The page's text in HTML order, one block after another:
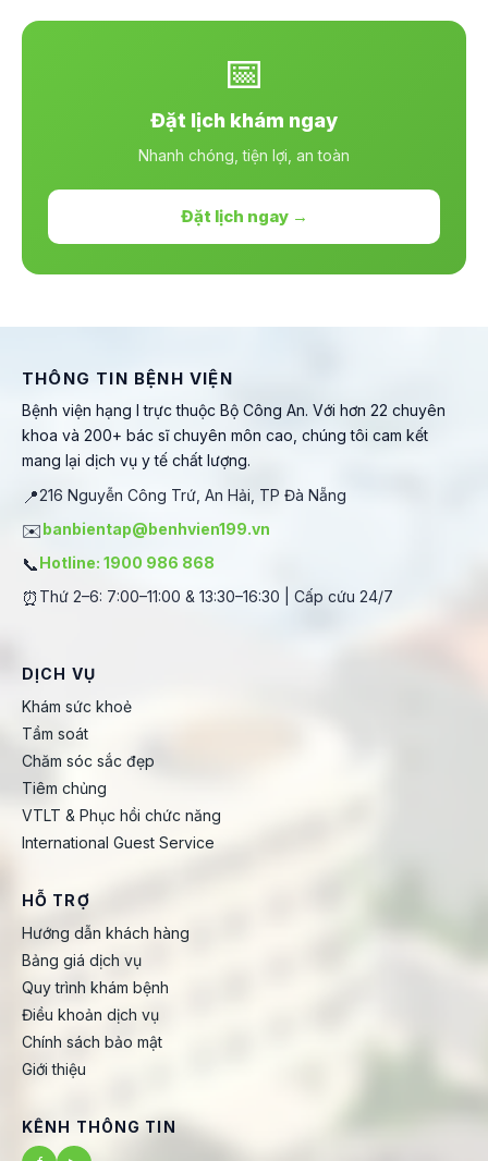
📅
Đặt lịch khám ngay
Nhanh chóng, tiện lợi, an toàn
Đặt lịch ngay →
THÔNG TIN BỆNH VIỆN
Bệnh viện hạng I trực thuộc Bộ Công An. Với hơn 22 chuyên
khoa và 200+ bác sĩ chuyên môn cao, chúng tôi cam kết
mang lại dịch vụ y tế chất lượng.
📍216 Nguyễn Công Trứ, An Hải, TP Đà Nẵng
✉️banbientap@benhvien199.vn
📞Hotline: 1900 986 868
⏰ Thứ 2–6: 7:00–11:00 & 13:30–16:30 | Cấp cứu 24/7
DỊCH VỤ
Khám sức khoẻ
Tầm soát
Chăm sóc sắc đẹp
Tiêm chủng
VTLT & Phục hồi chức năng
International Guest Service
HỖ TRỢ
Hướng dẫn khách hàng
Bảng giá dịch vụ
Quy trình khám bệnh
Điều khoản dịch vụ
Chính sách bảo mật
Giới thiệu
KÊNH THÔNG TIN